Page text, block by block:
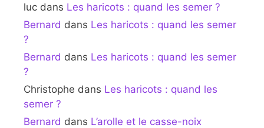
luc dans Les haricots : quand les semer ?
Bernard dans Les haricots : quand les semer
?
Bernard dans Les haricots : quand les semer
?
Christophe dans Les haricots : quand les
semer ?
Bernard dans L’arolle et le casse-noix